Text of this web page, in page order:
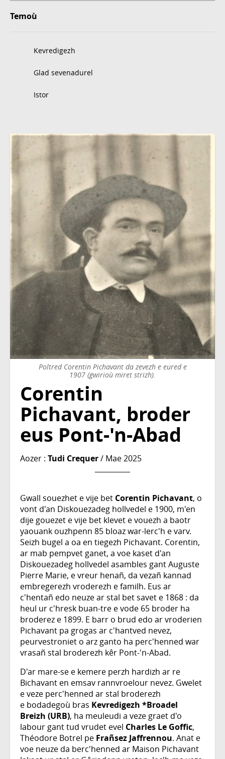
Temoù
Kevredigezh
Glad sevenadurel
Istor
Poltred Corentin Pichavant da zevezh e eured e
1907 (gwirioù miret strizh).
Corentin
Pichavant, broder
eus Pont-'n-Abad
Aozer : Tudi Crequer/ Mae 2025
Gwall souezhet e vije bet Corentin Pichavant, o
vont d'an Diskouezadeg hollvedel e 1900, m'en
dije gouezet e vije bet klevet e vouezh a baotr
yaouank ouzhpenn 85 bloaz war-lerc'h e varv.
Seizh bugel a oa en tiegezh Pichavant. Corentin,
ar mab pempvet ganet, a voe kaset d'an
Diskouezadeg hollvedel asambles gant Auguste
Pierre Marie, e vreur henañ, da vezañ kannad
embregerezh vroderezh e familh. Eus ar
c'hentañ edo neuze ar stal bet savet e 1868 : da
heul ur c'hresk buan-tre e vode 65 broder ha
broderez e 1899. E barr o brud edo ar vroderien
Pichavant pa grogas ar c'hantved nevez,
peurvestroniet o arz ganto ha perc'henned war
vrasañ stal broderezh kêr Pont-'n-Abad.
D'ar mare-se e kemere perzh hardizh ar re
Bichavant en emsav rannvroelour nevez. Gwelet
e veze perc'henned ar stal broderezh
e bodadegoù bras Kevredigezh *Broadel
Breizh (URB), ha meuleudi a veze graet d'o
labour gant tud vrudet evel Charles Le Goffic,
Théodore Botrel pe Frañsez Jaffrennou. Anat e
voe neuze da berc'henned ar Maison Pichavant